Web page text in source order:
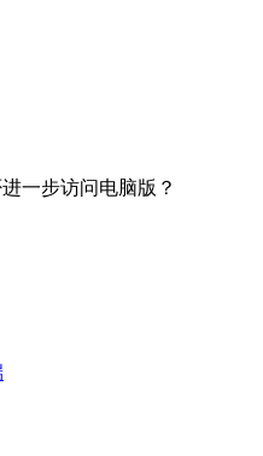
一步访问电脑版？